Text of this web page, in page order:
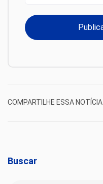
COMPARTILHE ESSA NOTÍCIA
Buscar